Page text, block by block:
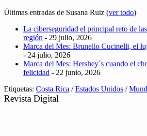
Últimas entradas de Susana Ruiz (ver todo)
La ciberseguridad el principal reto de
región - 29 julio, 2026
Marca del Mes: Brunello Cucinelli, el
- 24 julio, 2026
Marca del Mes: Hershey´s cuando el
felicidad - 22 junio, 2026
Etiquetas: Costa Rica /Estados Unidos /
Revista Digital